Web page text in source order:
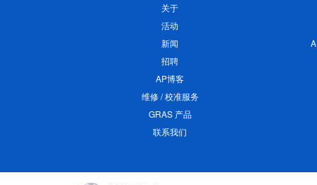
关于
活动
新闻
招聘
AP博客
维修 / 校准服务
GRAS 产品
联系我们